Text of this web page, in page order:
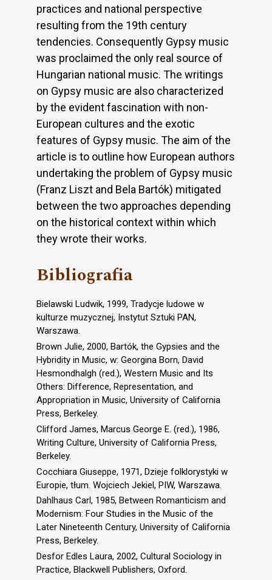
practices and national perspective
resulting from the 19th century
tendencies. Consequently Gypsy music
was proclaimed the only real source of
Hungarian national music. The writings
on Gypsy music are also characterized
by the evident fascination with non-
European cultures and the exotic
features of Gypsy music. The aim of the
article is to outline how European authors
undertaking the problem of Gypsy music
(Franz Liszt and Bela Bartók) mitigated
between the two approaches depending
on the historical context within which
they wrote their works.
Bibliografia
Bielawski Ludwik, 1999, Tradycje ludowe w
kulturze muzycznej, Instytut Sztuki PAN,
Warszawa.
Brown Julie, 2000, Bartók, the Gypsies and the
Hybridity in Music, w: Georgina Born, David
Hesmondhalgh (red.), Western Music and Its
Others: Difference, Representation, and
Appropriation in Music, University of California
Press, Berkeley.
Clifford James, Marcus George E. (red.), 1986,
Writing Culture, University of California Press,
Berkeley.
Cocchiara Giuseppe, 1971, Dzieje folklorystyki w
Europie, tłum. Wojciech Jekiel, PIW, Warszawa.
Dahlhaus Carl, 1985, Between Romanticism and
Modernism: Four Studies in the Music of the
Later Nineteenth Century, University of California
Press, Berkeley.
Desfor Edles Laura, 2002, Cultural Sociology in
Practice, Blackwell Publishers, Oxford.